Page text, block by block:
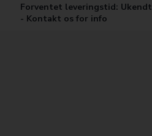
Forventet leveringstid: Ukendt
- Kontakt os for info